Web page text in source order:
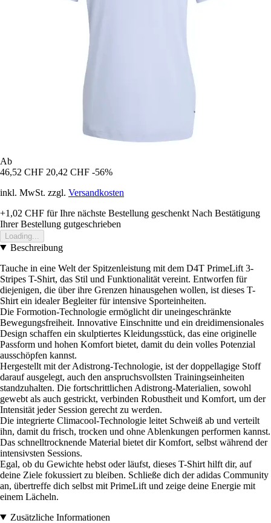
Ab
46,52 CHF 20,42 CHF -56%
inkl. MwSt. zzgl. Versandkosten
+1,02 CHF für Ihre nächste Bestellung geschenkt Nach Bestätigung
Ihrer Bestellung gutgeschrieben
Loading...
Beschreibung
Tauche in eine Welt der Spitzenleistung mit dem D4T PrimeLift 3-
Stripes T-Shirt, das Stil und Funktionalität vereint. Entworfen für
diejenigen, die über ihre Grenzen hinausgehen wollen, ist dieses T-
Shirt ein idealer Begleiter für intensive Sporteinheiten.
Die Formotion-Technologie ermöglicht dir uneingeschränkte
Bewegungsfreiheit. Innovative Einschnitte und ein dreidimensionales
Design schaffen ein skulptiertes Kleidungsstück, das eine originelle
Passform und hohen Komfort bietet, damit du dein volles Potenzial
ausschöpfen kannst.
Hergestellt mit der Adistrong-Technologie, ist der doppellagige Stoff
darauf ausgelegt, auch den anspruchsvollsten Trainingseinheiten
standzuhalten. Die fortschrittlichen Adistrong-Materialien, sowohl
gewebt als auch gestrickt, verbinden Robustheit und Komfort, um der
Intensität jeder Session gerecht zu werden.
Die integrierte Climacool-Technologie leitet Schweiß ab und verteilt
ihn, damit du frisch, trocken und ohne Ablenkungen performen kannst.
Das schnelltrocknende Material bietet dir Komfort, selbst während der
intensivsten Sessions.
Egal, ob du Gewichte hebst oder läufst, dieses T-Shirt hilft dir, auf
deine Ziele fokussiert zu bleiben. Schließe dich der adidas Community
an, übertreffe dich selbst mit PrimeLift und zeige deine Energie mit
einem Lächeln.
Zusätzliche Informationen